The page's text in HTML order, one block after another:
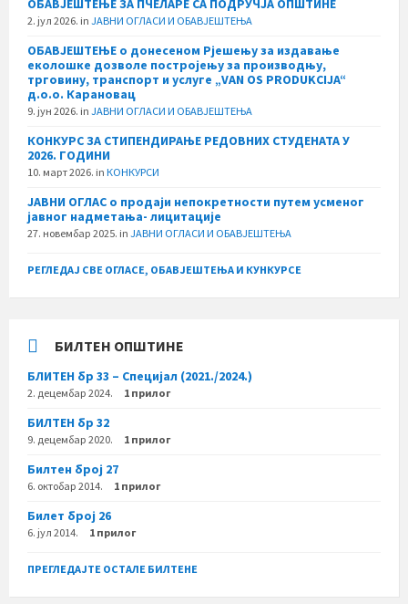
ОБАВЈЕШТЕЊЕ ЗА ПЧЕЛАРЕ СА ПОДРУЧЈА ОПШТИНЕ
2. јул 2026. in ЈАВНИ ОГЛАСИ И ОБАВЈЕШТЕЊА
ОБАВЈЕШТЕЊЕ о донесеном Рјешењу за издавање
еколошке дозволе постројењу за производњу,
трговину, транспорт и услуге „VAN OS PRODUKCIJA“
д.о.о. Карановац
9. јун 2026. in ЈАВНИ ОГЛАСИ И ОБАВЈЕШТЕЊА
КОНКУРС ЗА СТИПЕНДИРАЊЕ РЕДОВНИХ СТУДЕНАТА У
2026. ГОДИНИ
10. март 2026. in КОНКУРСИ
ЈАВНИ ОГЛАС о продаји непокретности путем усменог
јавног надметања- лицитације
27. новембар 2025. in ЈАВНИ ОГЛАСИ И ОБАВЈЕШТЕЊА
РЕГЛЕДАЈ СВЕ ОГЛАСЕ, ОБАВЈЕШТЕЊА И КУНКУРСЕ
БИЛТЕН ОПШТИНЕ
БЛИТЕН бр 33 – Специјал (2021./2024.)
2. децембар 2024. 1 прилог
БИЛТЕН бр 32
9. децембар 2020. 1 прилог
Билтен број 27
6. октобар 2014. 1 прилог
Билет број 26
6. јул 2014. 1 прилог
ПРЕГЛЕДАЈТЕ ОСТАЛЕ БИЛТЕНЕ